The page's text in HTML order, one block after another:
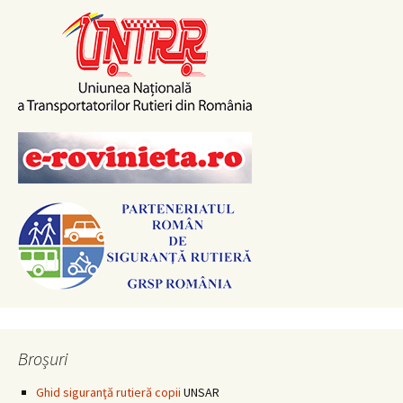
Broșuri
Ghid siguranţă rutieră copii UNSAR